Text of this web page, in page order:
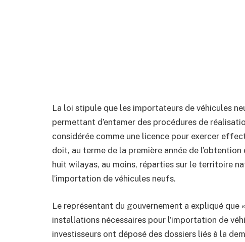
La loi stipule que les importateurs de véhicules
permettant d’entamer des procédures de
considérée comme une licence pour exercer
doit, au terme de la première année de
huit wilayas, au moins, réparties sur le territoire
l’importation de véhicules neufs.
Le représentant du gouvernement a expliqué que
installations nécessaires pour l’importation de
investisseurs ont déposé des dossiers liés à la